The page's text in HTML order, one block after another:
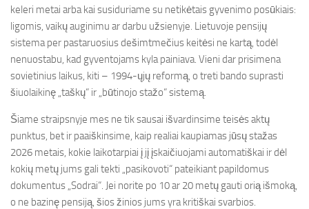
keleri metai arba kai susiduriame su netikėtais gyvenimo posūkiais:
ligomis, vaikų auginimu ar darbu užsienyje. Lietuvoje pensijų
sistema per pastaruosius dešimtmečius keitėsi ne kartą, todėl
nenuostabu, kad gyventojams kyla painiava. Vieni dar prisimena
sovietinius laikus, kiti – 1994-ųjų reformą, o treti bando suprasti
šiuolaikinę „taškų“ ir „būtinojo stažo“ sistemą.
Šiame straipsnyje mes ne tik sausai išvardinsime teisės aktų
punktus, bet ir paaiškinsime, kaip realiai kaupiamas jūsų stažas
2026 metais, kokie laikotarpiai į jį įskaičiuojami automatiškai ir dėl
kokių metų jums gali tekti „pasikovoti“ pateikiant papildomus
dokumentus „Sodrai“. Jei norite po 10 ar 20 metų gauti orią išmoką,
o ne bazinę pensiją, šios žinios jums yra kritiškai svarbios.